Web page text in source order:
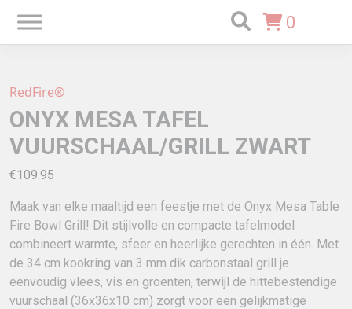
0
RedFire®
ONYX MESA TAFEL
VUURSCHAAL/GRILL ZWART
€109.95
Maak van elke maaltijd een feestje met de Onyx Mesa Table
Fire Bowl Grill! Dit stijlvolle en compacte tafelmodel
combineert warmte, sfeer en heerlijke gerechten in één. Met
de 34 cm kookring van 3 mm dik carbonstaal grill je
eenvoudig vlees, vis en groenten, terwijl de hittebestendige
vuurschaal (36x36x10 cm) zorgt voor een gelijkmatige